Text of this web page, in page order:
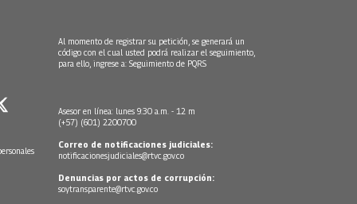
Al momento de registrar su petición, se generará un
código con el cual usted podrá realizar el seguimiento,
para ello, ingrese a: Seguimiento de PQRS
Asesor en línea: lunes 9:30 a.m. - 12 m
(+57) (601) 2200700
Correo de notificaciones judiciales:
notificacionesjudiciales@rtvc.gov.co
Denuncias por actos de corrupción:
soytransparente@rtvc.gov.co